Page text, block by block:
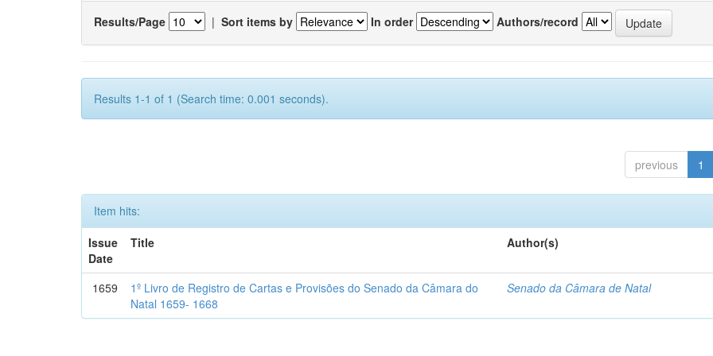
Results/Page | Sort items by In order Authors/record
Results 1-1 of 1 (Search time: 0.001 seconds).
previous 1
Item hits:
Issue
Date
Title Author(s)
1659
1º Livro de Registro de Cartas e Provisões do Senado da Câmara do
Natal 1659- 1668
Senado da Câmara de Natal